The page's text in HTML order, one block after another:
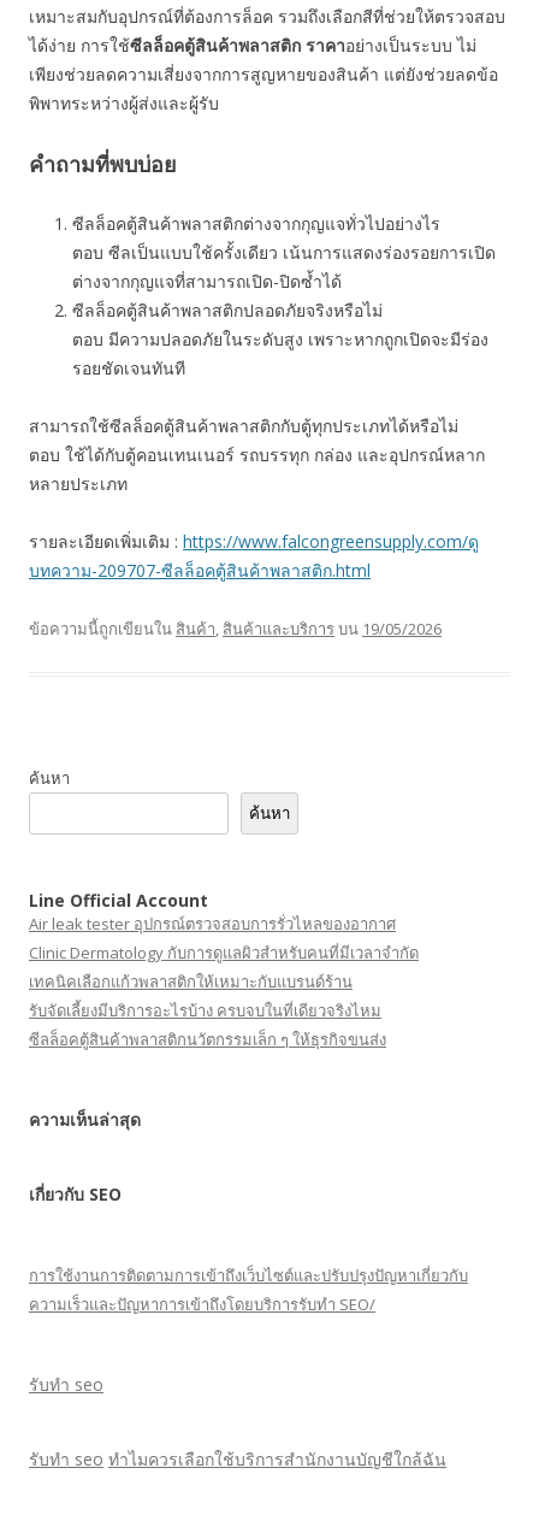
เหมาะสมกับอุปกรณ์ที่ต้องการล็อค รวมถึงเลือกสีที่ช่วยให้ตรวจสอบ
ได้ง่าย การใช้ซีลล็อคตู้สินค้าพลาสติก ราคาอย่างเป็นระบบ ไม่
เพียงช่วยลดความเสี่ยงจากการสูญหายของสินค้า แต่ยังช่วยลดข้อ
พิพาทระหว่างผู้ส่งและผู้รับ
คำถามที่พบบ่อย
ซีลล็อคตู้สินค้าพลาสติกต่างจากกุญแจทั่วไปอย่างไร
ตอบ ซีลเป็นแบบใช้ครั้งเดียว เน้นการแสดงร่องรอยการเปิด
ต่างจากกุญแจที่สามารถเปิด-ปิดซ้ำได้
ซีลล็อคตู้สินค้าพลาสติกปลอดภัยจริงหรือไม่
ตอบ มีความปลอดภัยในระดับสูง เพราะหากถูกเปิดจะมีร่อง
รอยชัดเจนทันที
สามารถใช้ซีลล็อคตู้สินค้าพลาสติกกับตู้ทุกประเภทได้หรือไม่
ตอบ ใช้ได้กับตู้คอนเทนเนอร์ รถบรรทุก กล่อง และอุปกรณ์หลาก
หลายประเภท
รายละเอียดเพิ่มเติม : https://www.falcongreensupply.com/ดู
บทความ-209707-ซีลล็อคตู้สินค้าพลาสติก.html
ข้อความนี้ถูกเขียนใน สินค้า, สินค้าและบริการบน 19/05/2026
ค้นหา
ค้นหา
Line Official Account
Air leak tester อุปกรณ์ตรวจสอบการรั่วไหลของอากาศ
Clinic Dermatology กับการดูแลผิวสำหรับคนที่มีเวลาจำกัด
เทคนิคเลือกแก้วพลาสติกให้เหมาะกับแบรนด์ร้าน
รับจัดเลี้ยงมีบริการอะไรบ้าง ครบจบในที่เดียวจริงไหม
ซีลล็อคตู้สินค้าพลาสติกนวัตกรรมเล็ก ๆ ให้ธุรกิจขนส่ง
ความเห็นล่าสุด
เกี่ยวกับ SEO
การใช้งานการติดตามการเข้าถึงเว็บไซต์และปรับปรุงปัญหาเกี่ยวกับ
ความเร็วและปัญหาการเข้าถึงโดยบริการรับทำ SEO/
รับทำ seo
รับทำ seo ทำไมควรเลือกใช้บริการสำนักงานบัญชีใกล้ฉัน